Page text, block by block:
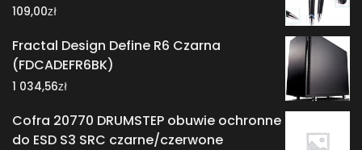
109,00zł
Fractal Design Define R6 Czarna
(FDCADEFR6BK)
1 034,56zł
Cofra 20770 DRUMSTEP obuwie ochronne
do ESD S3 SRC czarne/czerwone